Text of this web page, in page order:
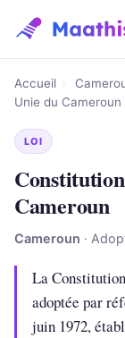
Accueil
Unie du Cameroun
LOI
Cameroun
Cameroun ·
La
adoptée par
juin 1972,